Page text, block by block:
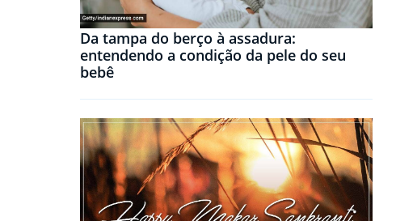
Da tampa do berço à assadura:
entendendo a condição da pele do seu
bebê